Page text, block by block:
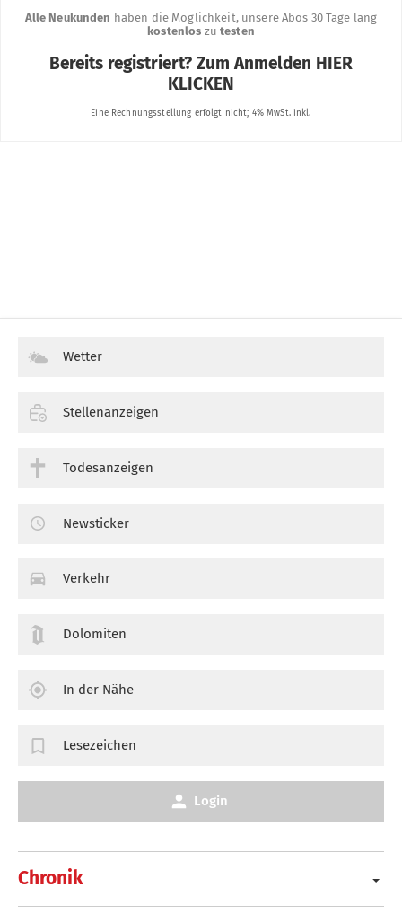
Chronik
Wetter
Stellenanzeigen
Todesanzeigen
Newsticker
Verkehr
Dolomiten
In der Nähe
Lesezeichen
Login